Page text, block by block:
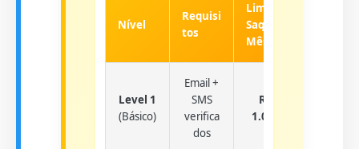
Nível
Requisi
tos
Limite
Saque/
Mês
Level 1
(Básico)
Email +
SMS
verifica
dos
R$
1.000